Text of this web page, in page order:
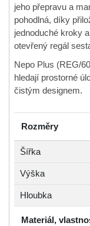
jeho přepravu a
pohodlná, díky
jednoduché kroky
otevřený regál
Nepo Plus (REG/
hledají prostorné
čistým designem.
Rozměry
Šířka
Výška
Hloubka
Materiál,